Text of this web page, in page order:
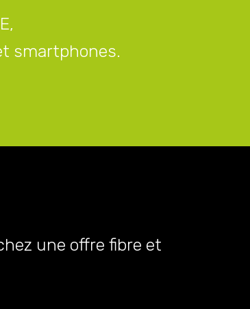
smartphones.
une offre fibre et